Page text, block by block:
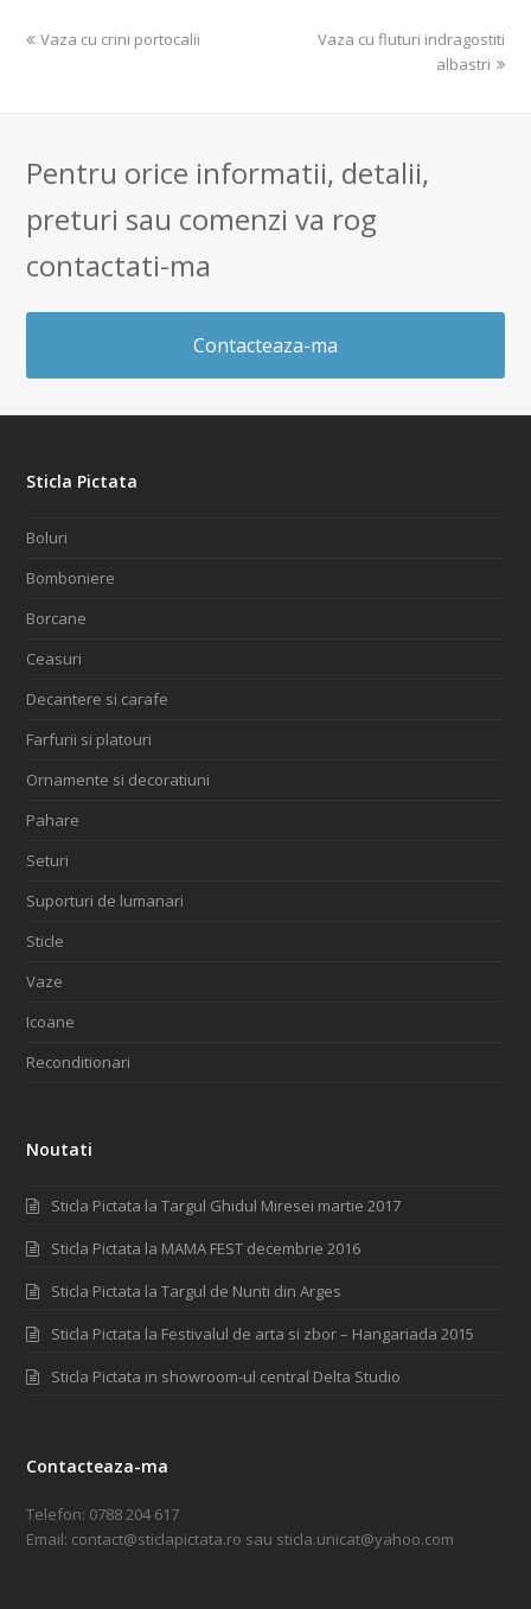
previous
Vaza cu crini portocalii
next
Vaza cu fluturi indragostiti
albastri
Pentru orice informatii, detalii,
preturi sau comenzi va rog
contactati-ma
Contacteaza-ma
Sticla Pictata
Boluri
Bomboniere
Borcane
Ceasuri
Decantere si carafe
Farfurii si platouri
Ornamente si decoratiuni
Pahare
Seturi
Suporturi de lumanari
Sticle
Vaze
Icoane
Reconditionari
Noutati
Sticla Pictata la Targul Ghidul Miresei martie 2017
Sticla Pictata la MAMA FEST decembrie 2016
Sticla Pictata la Targul de Nunti din Arges
Sticla Pictata la Festivalul de arta si zbor – Hangariada 2015
Sticla Pictata in showroom-ul central Delta Studio
Contacteaza-ma
Telefon: 0788 204 617
Email: contact@sticlapictata.ro sau sticla.unicat@yahoo.com